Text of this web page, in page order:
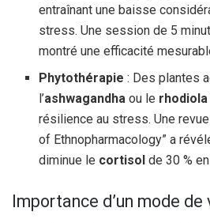
entraînant une baisse
stress. Une session de 5
montré une efficacité
Phytothérapie : Des plantes
l’ashwagandha ou le
résilience au stress. Une
of Ethnopharmacology” a
diminue le cortisol de 30 %
Importance d’un mode de